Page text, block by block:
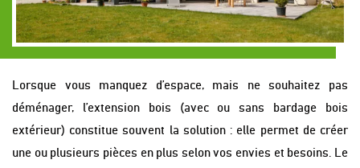
Lorsque vous manquez d’espace, mais ne souhaitez pas
déménager, l’extension bois (avec ou sans bardage bois
extérieur) constitue souvent la solution : elle permet de créer
une ou plusieurs pièces en plus selon vos envies et besoins. Le